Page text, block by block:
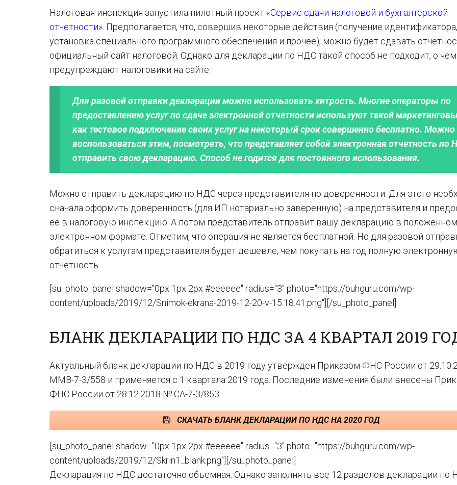
Налоговая инспекция запустила пилотный проект «Сервис сдачи налоговой и бухгалтерской
отчетности». Предполагается, что, совершив некоторые действия (получение идентификатора,
установка специального программного обеспечения и прочее), можно будет сдавать
официальный сайт налоговой. Однако для декларации по НДС такой способ не подходит, о
предупреждают налоговики на сайте.
Для разовой отправки декларации можно использовать хитрость. Многие операторы по
предоставлению услуг по сдаче электронной отчетности используют такой
как тестовое подключение своих услуг на некоторый срок совершенно бесплатно. Можно
воспользоваться этим, посмотреть, что представляет собой электронная отчетность по
отправить свою декларацию. Способ не годится для постоянного использования.
Можно отправить декларацию по НДС через представителя по доверенности. Для этого
сначала оформить доверенность (для ИП нотариально заверенную) на представителя и
ее в налоговую инспекцию. А потом представитель отправит вашу декларацию в положенном
электронном формате. Отметим, что операция не является бесплатной. Но для разовой
обратиться к услугам представителя будет дешевле, чем покупать на год полную
отчетность.
[su_photo_panel shadow="0px 1px 2px #eeeeee" radius="3" photo="https://buhguru.com/wp-
content/uploads/2019/12/Snimok-ekrana-2019-12-20-v-15.18.41.png"][/su_photo_panel]
БЛАНК ДЕКЛАРАЦИИ ПО НДС ЗА 4 КВАРТАЛ 2019
Актуальный бланк декларации по НДС в 2019 году утвержден Приказом ФНС России от
ММВ-7-3/558 и применяется с 1 квартала 2019 года. Последние изменения были внесены
ФНС России от 28.12.2018 № СА-7-3/853.
СКАЧАТЬ БЛАНК ДЕКЛАРАЦИИ ПО НДС НА 2020 ГОД
[su_photo_panel shadow="0px 1px 2px #eeeeee" radius="3" photo="https://buhguru.com/wp-
content/uploads/2019/12/Skrin1_blank.png"][/su_photo_panel]
Декларация по НДС достаточно объемная. Однако заполнять все 12 разделов декларации по